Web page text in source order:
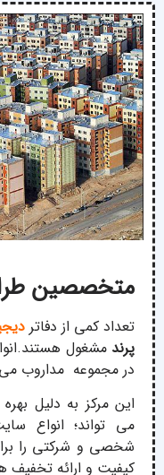
متخصصین
تعداد کمی از دفاتر
پرند مشغول
در مجموعه مداروب می
این مرکز به دلیل
می تواند؛ انواع
شخصی و شرکتی را
کیفیت و ارائه تخفیف